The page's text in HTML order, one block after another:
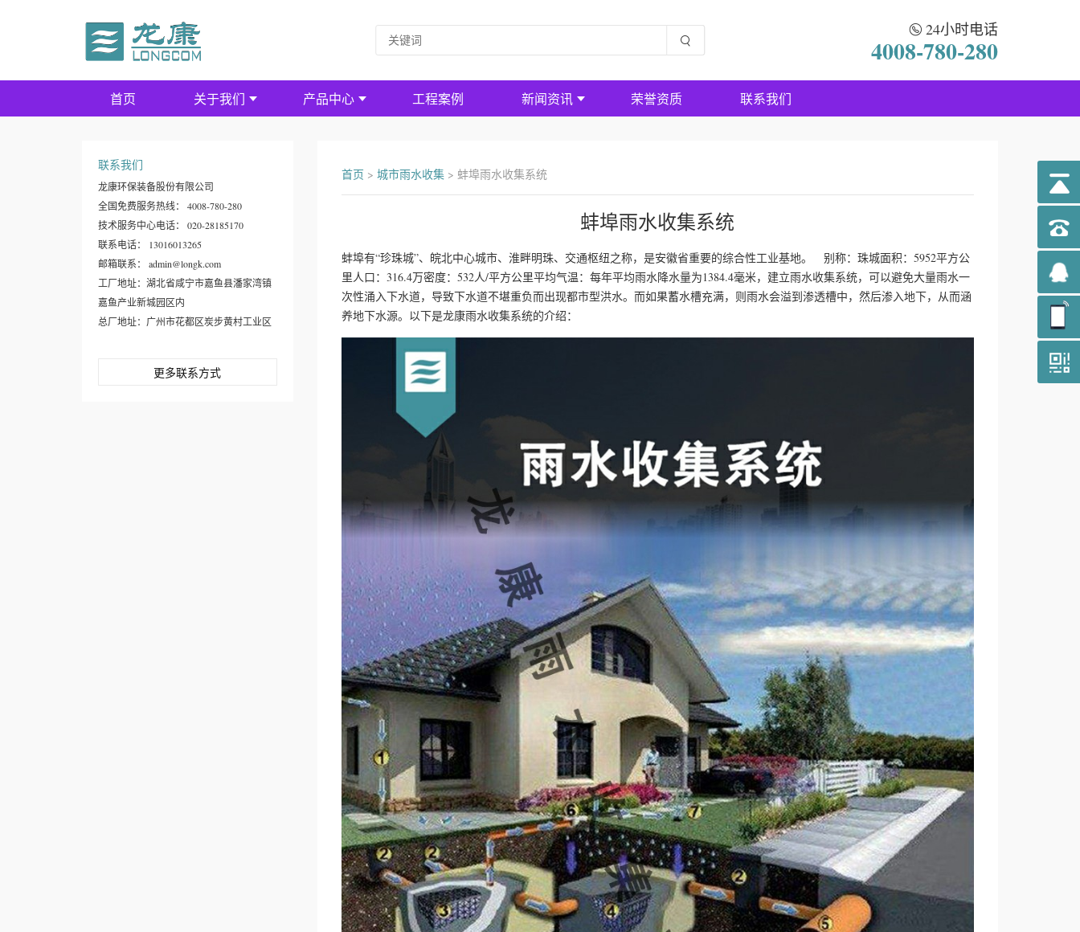
24小时电话
4008-780-280
首页 关于我们 产品中心 工程案例 新闻资讯 荣誉资质 联系我们
联系我们
龙康环保装备股份有限公司
全国免费服务热线： 4008-780-280
技术服务中心电话： 020-28185170
联系电话： 13016013265
邮箱联系： admin@longk.com
工厂地址：湖北省咸宁市嘉鱼县潘家湾镇
嘉鱼产业新城园区内
总厂地址：广州市花都区炭步黄村工业区
更多联系方式
首页 > 城市雨水收集> 蚌埠雨水收集系统
蚌埠雨水收集系统
蚌埠有“珍珠城”、皖北中心城市、淮畔明珠、交通枢纽之称，是安徽省重要的综合性工业基地。 别称：珠城面积：5952平方公
里人口：316.4万密度：532人/平方公里平均气温：每年平均雨水降水量为1384.4毫米，建立雨水收集系统，可以避免大量雨水一
次性涌入下水道，导致下水道不堪重负而出现都市型洪水。而如果蓄水槽充满，则雨水会溢到渗透槽中，然后渗入地下，从而涵
养地下水源。以下是龙康雨水收集系统的介绍：